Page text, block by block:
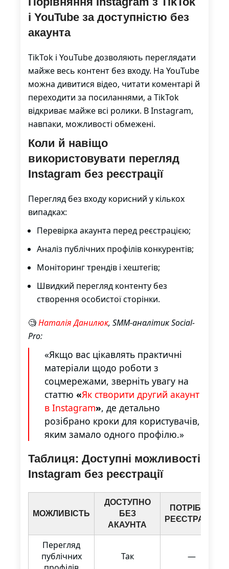
і YouTube за доступністю без
акаунта
TikTok і YouTube дозволяють переглядати
майже весь контент без входу. На YouTube
можна дивитися відео, читати коментарі й
переходити за посиланнями, а TikTok
відкриває майже всі ролики. В Instagram,
навпаки, можливості обмежені.
Коли й навіщо
використовувати перегляд
Instagram без реєстрації
Перегляд без входу корисний у кількох
випадках:
Перевірка акаунта перед реєстрацією;
Аналіз публічних профілів конкурентів;
Моніторинг трендів і хештегів;
Швидкий перегляд контенту без
створення особистої сторінки.
🧐Наталія Данилюк, SMM-аналітик Social-
Pro:
«Якщо вас цікавлять практичні
матеріали щодо роботи з
соцмережами, зверніть увагу на
статтю «Як створити другий акаунт
в Instagram», де детально
розібрано кроки для користувачів,
яким замало одного профілю.»
Таблиця: Доступні можливості
Instagram без реєстрації
МОЖЛИВІСТЬ
ДОСТУПНО
БЕЗ
АКАУНТА
ПОТРІБНА
РЕЄСТРАЦІЯ
Перегляд
публічних
Так —